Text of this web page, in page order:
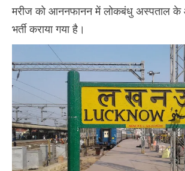
मरीज को आननफानन में लोकबंधु अस्पताल के
भर्ती कराया गया है।